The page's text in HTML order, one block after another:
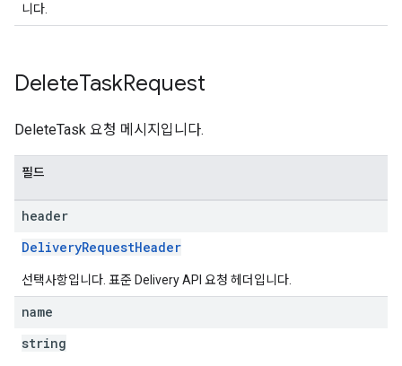
니다.
DeleteTaskRequest
DeleteTask 요청 메시지입니다.
필드
header
DeliveryRequestHeader
선택사항입니다. 표준 Delivery API 요청 헤더입니다.
name
string